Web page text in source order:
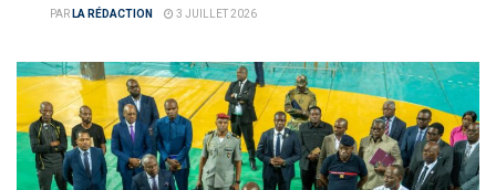
PAR LA RÉDACTION 3 JUILLET 2026